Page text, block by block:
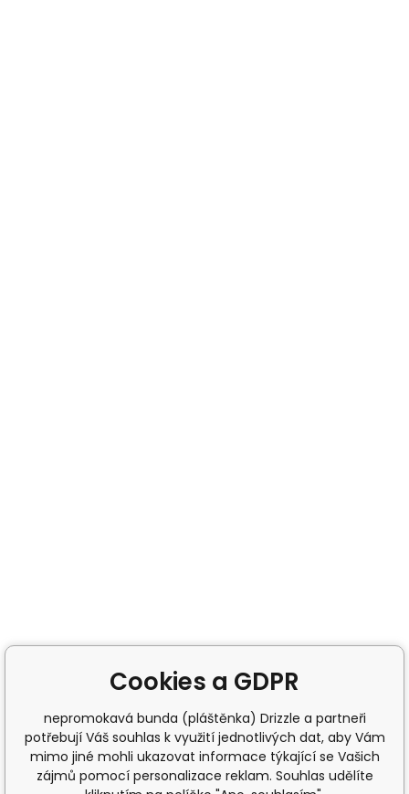
Cookies a GDPR
nepromokavá bunda (pláštěnka) Drizzle a partneři
potřebují Váš souhlas k využití jednotlivých dat, aby Vám
mimo jiné mohli ukazovat informace týkající se Vašich
zájmů pomocí personalizace reklam. Souhlas udělíte